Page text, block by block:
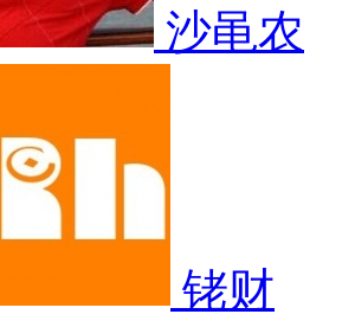
沙黾农
铑财